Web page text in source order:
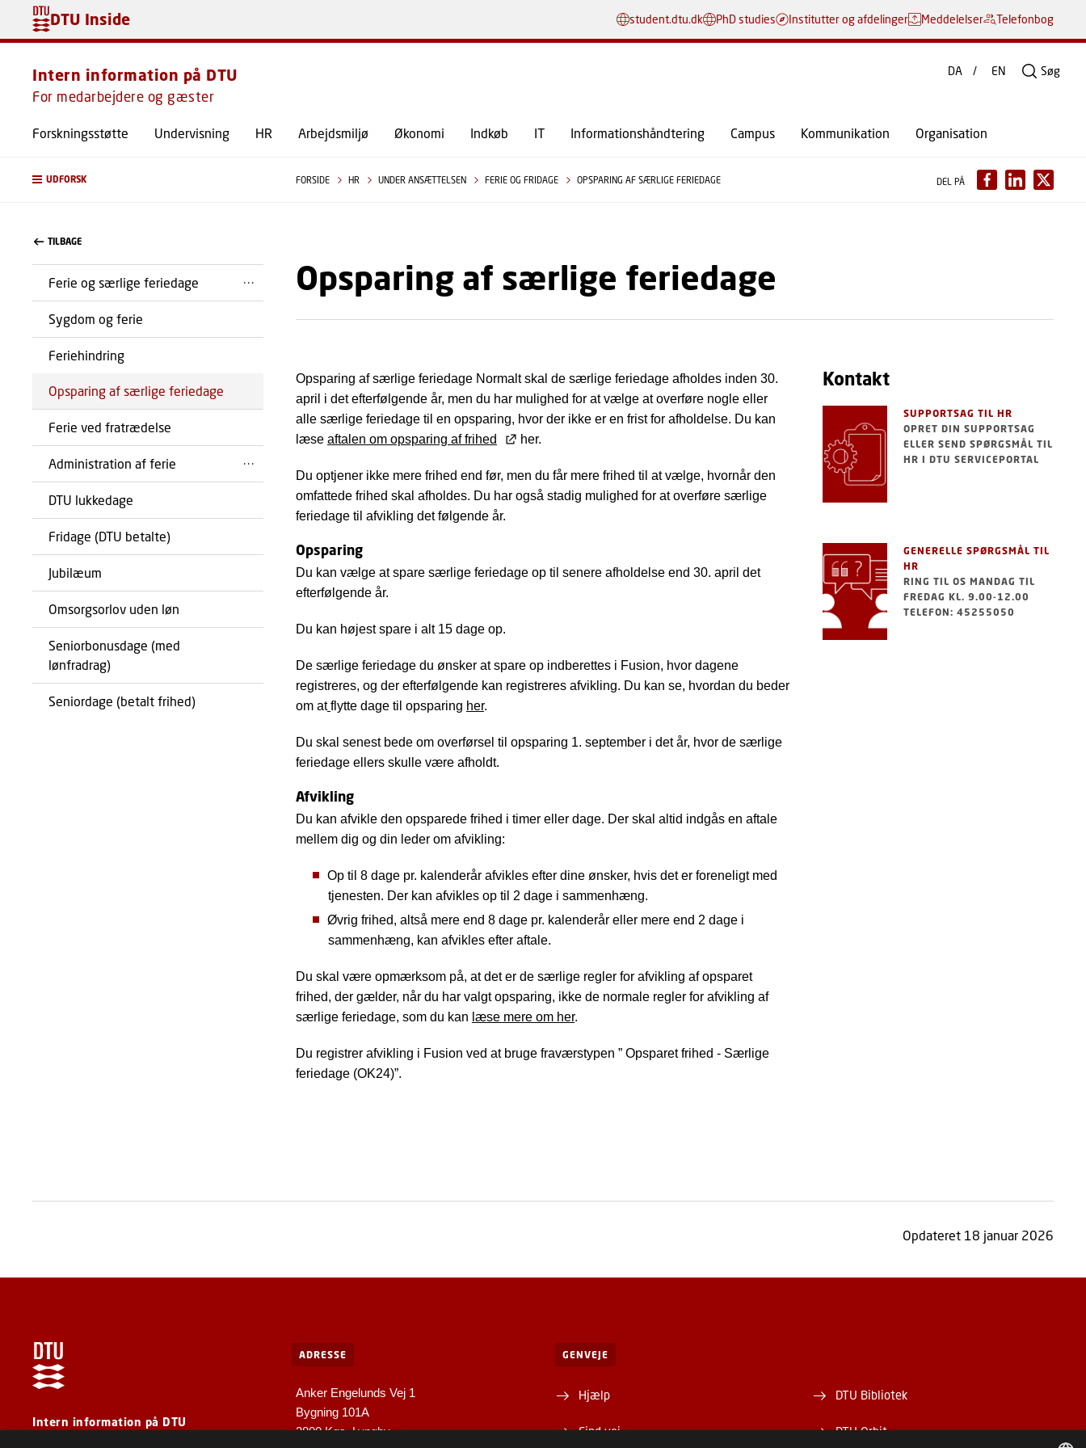
DTU Inside student.dtu.dk PhD studies Institutter og afdelinger Meddelelser Telefonbog
Intern information på DTU
For medarbejdere og gæster
Forskningsstøtte Undervisning HR Arbejdsmiljø Økonomi Indkøb IT Informationshåndtering Campus Kommunikation Organisation
DA EN Søg
UDFORSK FORSIDE HR UNDER ANSÆTTELSEN FERIE OG FRIDAGE OPSPARING AF SÆRLIGE FERIEDAGE DEL PÅ
TILBAGE
Ferie og særlige feriedage
Sygdom og ferie
Feriehindring
Opsparing af særlige feriedage
Ferie ved fratrædelse
Administration af ferie
DTU lukkedage
Fridage (DTU betalte)
Jubilæum
Omsorgsorlov uden løn
Seniorbonusdage (med
lønfradrag)
Seniordage (betalt frihed)
Opsparing af særlige feriedage
Opsparing af særlige feriedage Normalt skal de særlige feriedage afholdes inden 30.
april i det efterfølgende år, men du har mulighed for at vælge at overføre nogle eller
alle særlige feriedage til en opsparing, hvor der ikke er en frist for afholdelse. Du kan
læse aftalen om opsparing af frihed her.
Du optjener ikke mere frihed end før, men du får mere frihed til at vælge, hvornår den
omfattede frihed skal afholdes. Du har også stadig mulighed for at overføre særlige
feriedage til afvikling det følgende år.
Opsparing
Du kan vælge at spare særlige feriedage op til senere afholdelse end 30. april det
efterfølgende år.
Du kan højest spare i alt 15 dage op.
De særlige feriedage du ønsker at spare op indberettes i Fusion, hvor dagene
registreres, og der efterfølgende kan registreres afvikling. Du kan se, hvordan du beder
om at flytte dage til opsparing her.
Du skal senest bede om overførsel til opsparing 1. september i det år, hvor de særlige
feriedage ellers skulle være afholdt.
Afvikling
Du kan afvikle den opsparede frihed i timer eller dage. Der skal altid indgås en aftale
mellem dig og din leder om afvikling:
Op til 8 dage pr. kalenderår afvikles efter dine ønsker, hvis det er foreneligt med
tjenesten. Der kan afvikles op til 2 dage i sammenhæng.
Øvrig frihed, altså mere end 8 dage pr. kalenderår eller mere end 2 dage i
sammenhæng, kan afvikles efter aftale.
Du skal være opmærksom på, at det er de særlige regler for afvikling af opsparet
frihed, der gælder, når du har valgt opsparing, ikke de normale regler for afvikling af
særlige feriedage, som du kan læse mere om her.
Du registrer afvikling i Fusion ved at bruge fraværstypen ” Opsparet frihed - Særlige
feriedage (OK24)”.
Kontakt
SUPPORTSAG TIL HR
OPRET DIN SUPPORTSAG
ELLER SEND SPØRGSMÅL TIL
HR I DTU SERVICEPORTAL
GENERELLE SPØRGSMÅL TIL
HR
RING TIL OS MANDAG TIL
FREDAG KL. 9.00-12.00
TELEFON: 45255050
Opdateret 18 januar 2026
Intern information på DTU
ADRESSE
Anker Engelunds Vej 1
Bygning 101A
2800 Kgs. Lyngby
GENVEJE
Hjælp
Find vej
DTU Bibliotek
DTU Orbit